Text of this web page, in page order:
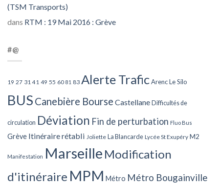
(TSM Transports)
dans RTM : 19 Mai 2016 : Grève
#@
19 27 31 41 49 55 60 81 83 Alerte TraficArenc Le Silo
BUS Canebière Bourse Castellane Difficultés de
circulation Déviation Fin de perturbation Fluo Bus
Grève Itinéraire rétabli Joliette La Blancarde Lycée St Exupéry M2
Manifestation Marseille Modification
d'itinéraire MPM Métro Métro Bougainville